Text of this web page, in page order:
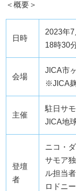
＜概要＞
日時
2023年7
18時30
会場
JICA市
※JICA
主催
駐日サ
JICA地
登壇
者
ニコ・
サモア
ル担当者
ロドニ